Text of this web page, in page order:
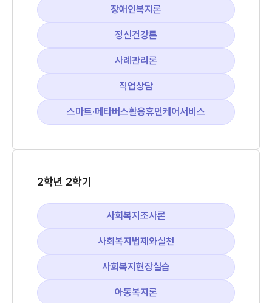
장애인복지론
정신건강론
사례관리론
직업상담
스마트·메타버스활용휴먼케어서비스
2학년 2학기
사회복지조사론
사회복지법제와실천
사회복지현장실습
아동복지론